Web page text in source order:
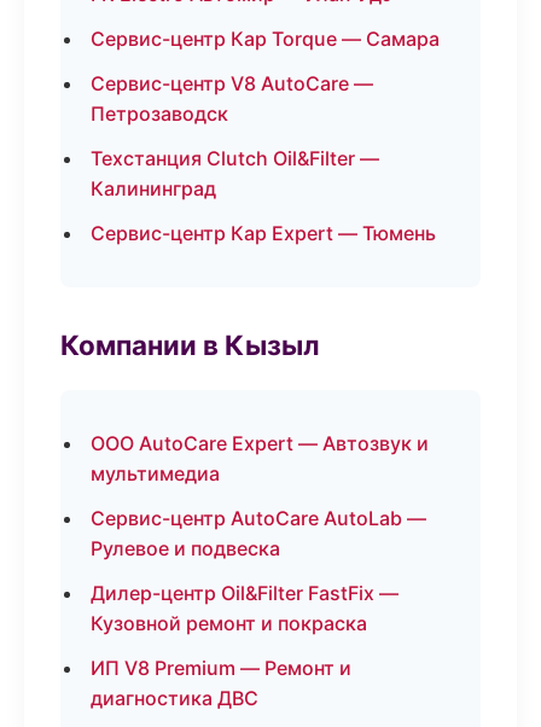
Сервис-центр Кар Torque — Самара
Сервис-центр V8 AutoCare —
Петрозаводск
Техстанция Clutch Oil&Filter —
Калининград
Сервис-центр Кар Expert — Тюмень
Компании в Кызыл
ООО AutoCare Expert — Автозвук и
мультимедиа
Сервис-центр AutoCare AutoLab —
Рулевое и подвеска
Дилер-центр Oil&Filter FastFix —
Кузовной ремонт и покраска
ИП V8 Premium — Ремонт и
диагностика ДВС